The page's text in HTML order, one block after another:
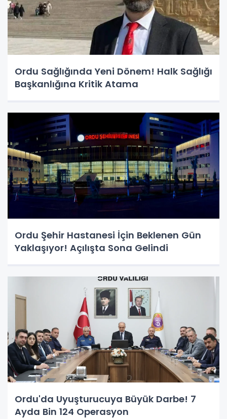
Ordu Sağlığında Yeni Dönem! Halk Sağlığı
Başkanlığına Kritik Atama
Ordu Şehir Hastanesi İçin Beklenen Gün
Yaklaşıyor! Açılışta Sona Gelindi
Ordu'da Uyuşturucuya Büyük Darbe! 7
Ayda Bin 124 Operasyon